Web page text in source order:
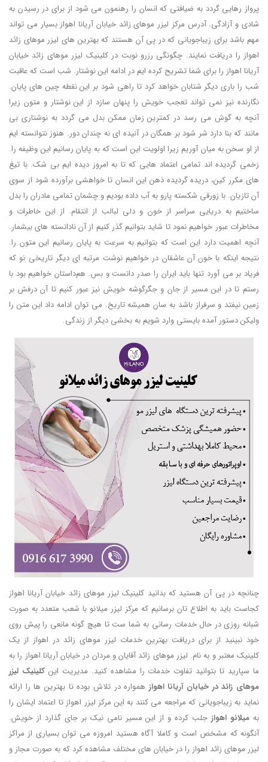
پرواز رهایی گردد به ضیافتی که انسان را رهنمون می شود از برای در رسیدن به
شادی و آزادگی. آدرس مرکز لیزر موهای زائد خیابان آریانا اهواز بسیار می تواند
مهم باشد برای زیباجویانی که در پی آن هستند که بهترین های لیزر موهای زائد
اهواز را دریافت نمایند. چگونگی رزرو نوبت در کلینیک لیزر موهای زائد خیابان
آریانا اهواز را برای شما تشریح کرده ایم در ادامه این نوشتار. شب است که عاقبت
شب را باری دیگر شتابان خواهد کرد تا راهی شود بر این نقطه چین های پایان.
نگارنده نیز نمی تواند تعجب خویش را پنهان سازد از این نوشتار و متون زیرا
آنچه به گوش می رسد در کمترین زمان ممکن بدل می گردد به نوشتاری بی
مانند که بنا دارد شر شود بر همگان در آنیده ای نه چندان دور. هنوز نتوانسته ایم
از او سخن به میان آوریم زیرا اولویت این است که به پایان رسانیم این وظیفه را.
زخمی گردیده اند تمامی اعتماد هایی که تا به امروز دیده ایم بی شک. با تیغ
های مکرر کین، دریده گردیده ذهن این انسان تا خواهشی برآورده شود از سوی
آن تازیان. با زورقی شکسته پارو به آب داده بودیم و چشمان تمامی مادران را بدل
ساختیم به دریایی سراسر از خون و دلی لبالب از انتقام. از این خاطرات و
مخاطرات عبور خواهیم نمود تا شاید بتوانیم گذر کنیم از آن نادانسته های بیشمار.
آنچه اهمیت دارد این است که بتوانیم به سرعت به پایان رسانیم این متون را.
نتیجه اینکه با خون آن عاشقان در خواهیم نوشت مرتبه ای دیگر تاریخی نو که
فریاد بر می آورد تنها باید ایران را صدر دانست و بس. هم‌داستان خواهیم بود با
رستم تا در این مسیر از جان و جگرگوشه خویش نیز عبور کنیم تا آن درفش بر
زمین نیفتد و سرفراز باشد به سان همیشه تاریخ. می توان ادامه داد این متن را
ولیکن دستور آمده بایستی وارد شویم به بخشی دیگر از زندگی.
چنانچه در پی آن هستید که بدانید کلینیک لیزر موهای زائد خیابان آریانا اهواز
کجاست باید به اطلاع تان برسانیم که مرکز لیزر میلانو با شعب متعدد به صورت
شبانه روزی در حال خدمات رسانی به شما ست تا هیچ گونه مانعی را پیش روی
خود نبینید از برای دریافت بهترین خدمات لیزر موهای زائد در اهواز از یک
کلینیک معتبر و به نام. لیزر موهای زائد آقایان و مردان در خیابان آریانا اهواز را به
ما سپارید تا بتوانید تفاوت خدمات را مشاهده کنید. مدیریت اینکلینیک لیزر
موهای زائد در خیابان آریانا اهواز همواره در تلاش بوده تا بهترین ها را ارائه
نماید به زیباجویانی که مراجعه می کنند به این مرکز لیزر اهواز تا اعتماد ایشان را
به میلانو اهوازجلب کرده و از این مسیر نامی نیک بر جای گذارد از خویش.
آنگونه که مشخص است و کاملا آگاه هستید امروزه می توان بسیاری از مراکز
لیزر موهای زائد اهواز را در خیابان های مختلف مشاهده کرد که به صورت مجاز و